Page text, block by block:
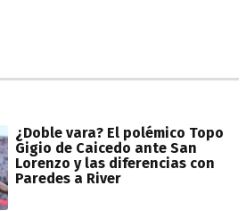
¿Doble vara? El polémico Topo
Gigio de Caicedo ante San
Lorenzo y las diferencias con
Paredes a River